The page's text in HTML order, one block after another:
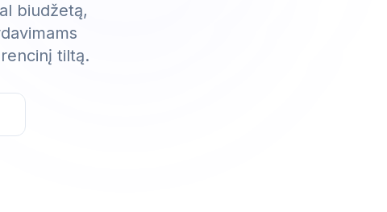
biudžetą,
tiltą.